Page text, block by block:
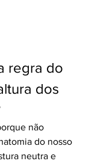
regra do
dos
não
do nosso
neutra e